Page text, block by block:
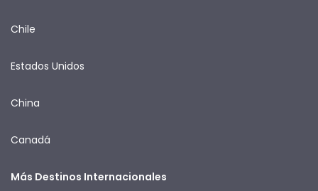
Chile
Estados Unidos
China
Canadá
Más Destinos Internacionales